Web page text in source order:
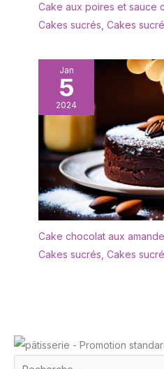
Cake aux poires et sauce
Cakes sucrés Cakes
Jan
5
2024
Cake chocolat aux
Cakes sucrés Cakes